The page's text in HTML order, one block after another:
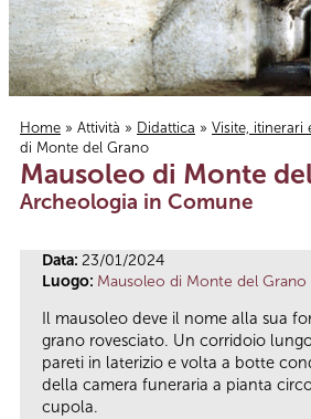
Tu sei qui
Home » Attività » Didattica » Visite, itinerari
di Monte del Grano
Mausoleo di Monte
Archeologia in Comune
Data: 23/01/2024
Luogo: Mausoleo di Monte del Grano
Il mausoleo deve il nome alla sua
grano rovesciato. Un corridoio
pareti in laterizio e volta a botte
della camera funeraria a pianta
cupola.